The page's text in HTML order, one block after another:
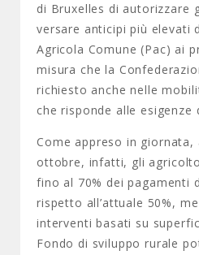
di Bruxelles di autorizzare
versare anticipi più elevati
Agricola Comune (Pac) ai
misura che la
richiesto anche nelle
che risponde alle esigenze
Come appreso in giornata,
ottobre, infatti, gli
fino al 70% dei pagamenti
rispetto all’attuale 50%,
interventi basati su
Fondo di sviluppo rurale